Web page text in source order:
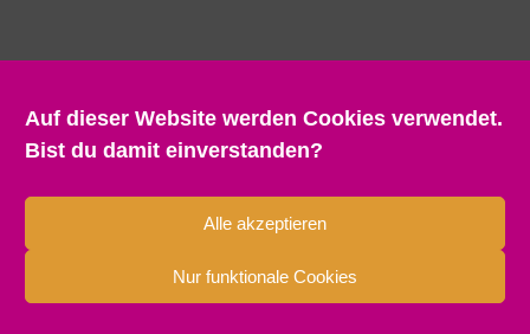
Auf dieser Website werden Cookies verwendet.
Bist du damit einverstanden?
Alle akzeptieren
Nur funktionale Cookies